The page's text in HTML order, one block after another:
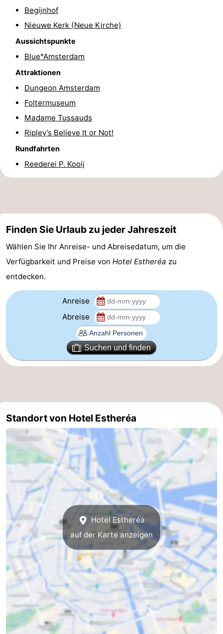
Essen
und
trinken
Einkäufen
Märkte
Warenhäuser
Veranstaltungen
Spezial
Coffeeshops
Rotlichtviertel
Geschichte
der
Plätze
Parks
Umgebung
Nordholland
-
Südholland
Praktisch
Forum
Reisebuchshop
Őffentliche
Verkehr
Route
Hauptbahnhof
Schiphol
Eindhoven
Parken
Tipps
Begijnhof
Nieuwe Kerk (Neue Kirche)
Aussichtspunkte
Blue°Amsterdam
Attraktionen
Dungeon Amsterdam
Foltermuseum
Madame Tussauds
Ripley’s Believe It or Not!
Rundfahrten
Reederei P. Kooij
Finden Sie Urlaub zu jeder Jahreszeit
Wählen Sie Ihr Anreise- und Abreisedatum, um die
Verfügbarkeit und Preise von Hotel Estheréa zu
entdecken.
Anreise
Abreise
Suchen und finden
Standort von Hotel Estheréa
Hotel Estheréa
auf der Karte anzeigen